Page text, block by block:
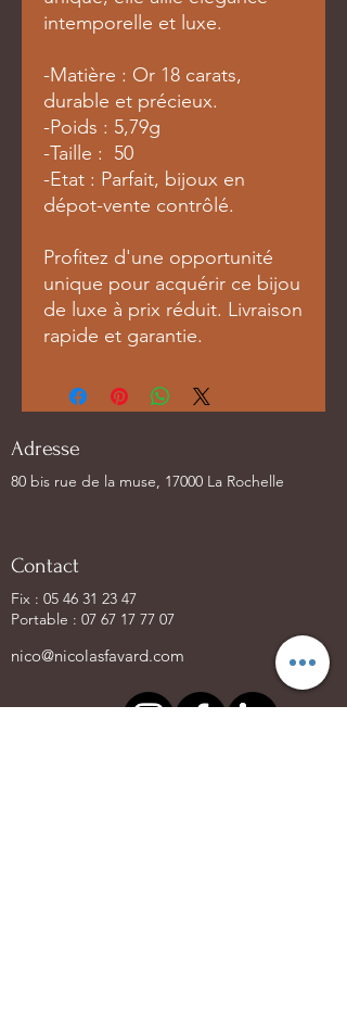
intemporelle et luxe.
-Matière : Or 18 carats,
durable et précieux.
-Poids : 5,79g
-Taille : 50
-Etat : Parfait, bijoux en
dépot-vente contrôlé.
Profitez d'une opportunité
unique pour acquérir ce bijou
de luxe à prix réduit. Livraison
rapide et garantie.
Adresse
80 bis rue de la muse, 17000 La Rochelle
Contact
Fix : 05 46 31 23 47
Portable : 07 67 17 77 07
nico@nicolasfavard.com